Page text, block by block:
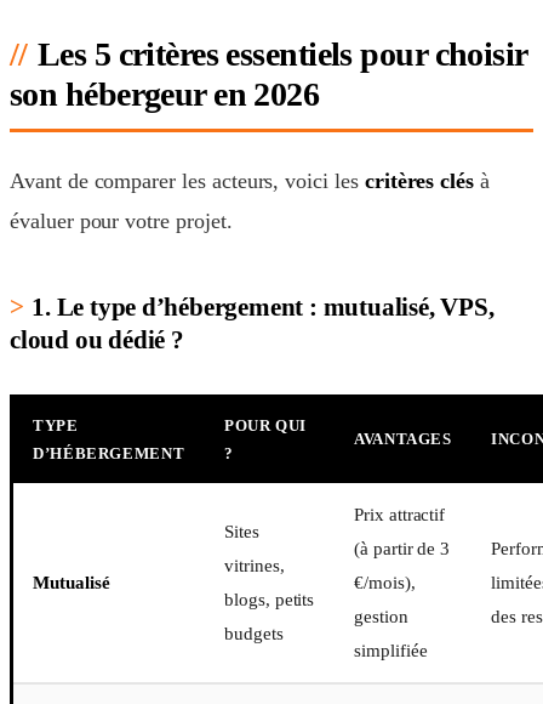
Les 5 critères essentiels pour choisir
son hébergeur en 2026
Avant de comparer les acteurs, voici les critères clés à
évaluer pour votre projet.
1. Le type d’hébergement : mutualisé, VPS,
cloud ou dédié ?
TYPE
D’HÉBERGEMENT
POUR QUI
?
AVANTAGES
Mutualisé
Sites
vitrines,
blogs, petits
budgets
Prix attractif
(à partir de 3
€/mois),
gestion
simplifiée
des